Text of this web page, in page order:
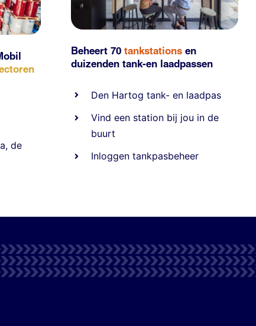
, de
Beheert 70tankstationsen
duizendentank-en laadpassen
Den Hartog tank- en laadpas
Vind een station bij jou in de
buurt
Inloggen tankpasbeheer